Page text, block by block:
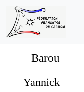
Barou
Yannick